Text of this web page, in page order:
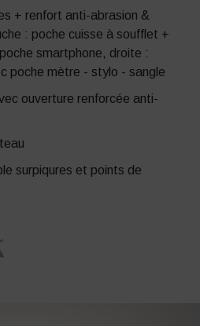
+ renfort anti-abrasion &
: poche cuisse à soufflet +
smartphone, droite :
poche mètre - stylo - sangle
ouverture renforcée anti-
surpiqures et points de